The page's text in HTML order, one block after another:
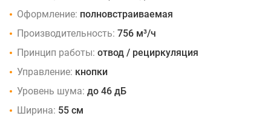
Оформление: полновстраиваемая
Производительность: 756 м³/ч
Принцип работы: отвод / рециркуляция
Управление: кнопки
Уровень шума: до 46 дБ
Ширина: 55 см